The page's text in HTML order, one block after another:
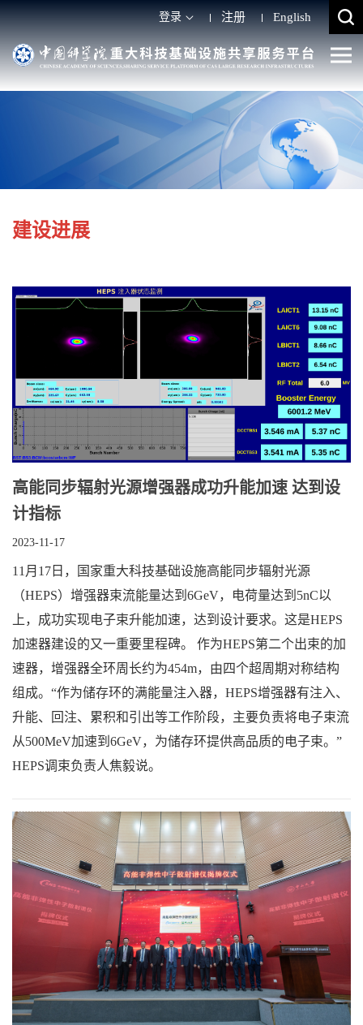
登录 注册 English
建设进展
高能同步辐射光源增强器成功升能加速 达到设
计指标
2023-11-17
11月17日，国家重大科技基础设施高能同步辐射光源
（HEPS）增强器束流能量达到6GeV，电荷量达到5nC以
上，成功实现电子束升能加速，达到设计要求。这是HEPS
加速器建设的又一重要里程碑。 作为HEPS第二个出束的加
速器，增强器全环周长约为454m，由四个超周期对称结构
组成。“作为储存环的满能量注入器，HEPS增强器有注入、
升能、回注、累积和引出等工作阶段，主要负责将电子束流
从500MeV加速到6GeV，为储存环提供高品质的电子束。”
HEPS调束负责人焦毅说。